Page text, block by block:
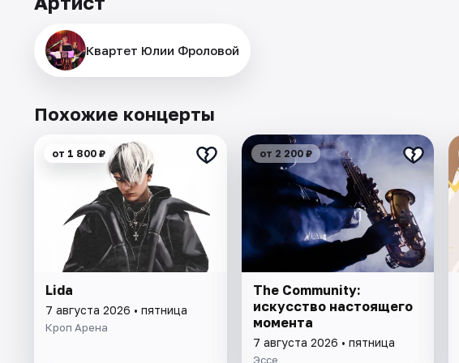
Квартет Юлии Фроловой
Похожие концерты
от 1 800 ₽
Lida
7 августа 2026 • пятница
Кроп Арена
от 2 200 ₽
The Community:
искусство настоящего
момента
7 августа 2026 • пятница
Эссе